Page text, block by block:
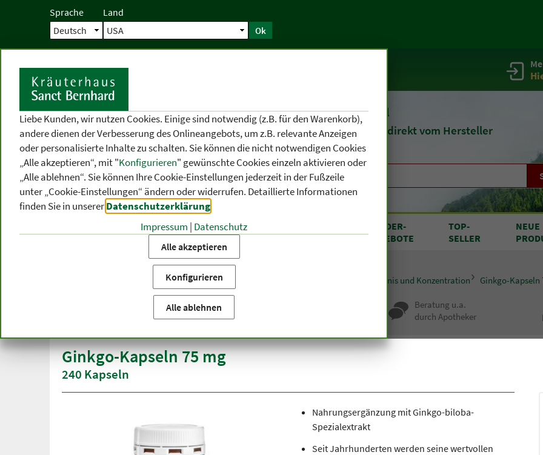
Sprache Land
Ok
Startseite
Seit 1903Naturheilmittel
undKosmetik direkt vom Hersteller
KATEGORIEN
THEMEN-
BEREICHE
VON A BIS Z
SONDER-
ANGEBOTE
TOP-
SELLER
NEUE
Startseite Produktkategorien Gedächtnis und Konzentration Ginkgo-Kapseln
Beratung u.a.
durch Apotheker
Ginkgo-Kapseln 75 mg
240 Kapseln
Nahrungsergänzung mit Ginkgo-biloba-
Spezialextrakt
Seit Jahrhunderten werden seine wertvollen
Liebe Kunden, wir nutzen Cookies. Einige sind notwendig (z.B. für den Warenkorb),
andere dienen der Verbesserung des Onlineangebots, um z.B. relevante Anzeigen
oder personalisierte Inhalte zu schalten. Sie können die nicht notwendigen Cookies
„Alle akzeptieren“, mit "Konfigurieren" gewünschte Cookies einzeln aktivieren oder
„Alle ablehnen“. Sie können Ihre Cookie-Einstellungen jederzeit in der Fußzeile
unter „Cookie-Einstellungen“ ändern oder widerrufen. Detaillierte Informationen
finden Sie in unsererDatenschutzerklärung
Impressum | Datenschutz
Alle akzeptieren
Konfigurieren
Alle ablehnen